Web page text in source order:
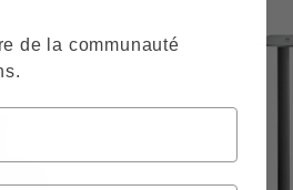
de la communauté